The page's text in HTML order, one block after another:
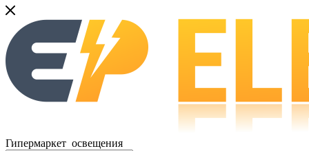
Гипермаркет освещения